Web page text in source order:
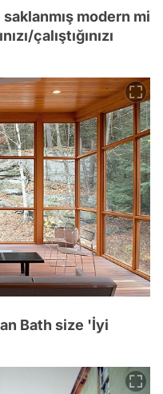
modern mi
çalıştığınızı
Bath size 'İyi